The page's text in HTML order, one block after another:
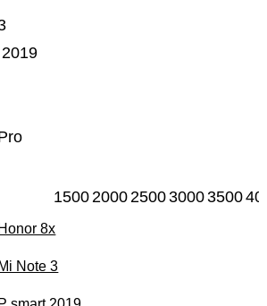
15002000250030003500
8x
Note 3